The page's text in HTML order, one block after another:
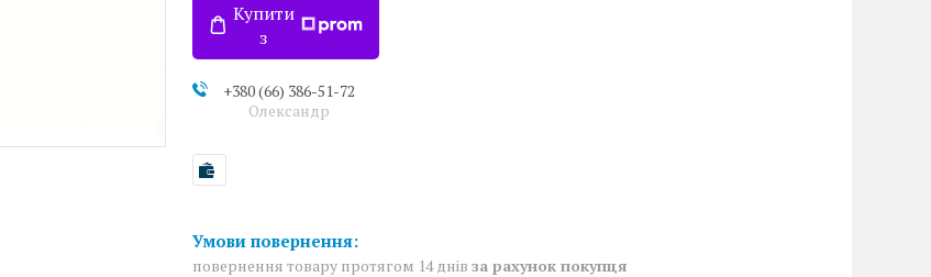
Купити
з
+380 (66) 386-51-72
Олександр
повернення товару протягом 14 днів за рахунок покупця